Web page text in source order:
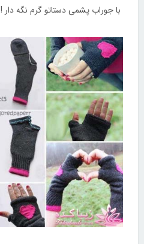
با جوراب پشمی دستاتو گرم نگه دار !